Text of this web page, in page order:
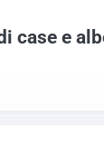
case e